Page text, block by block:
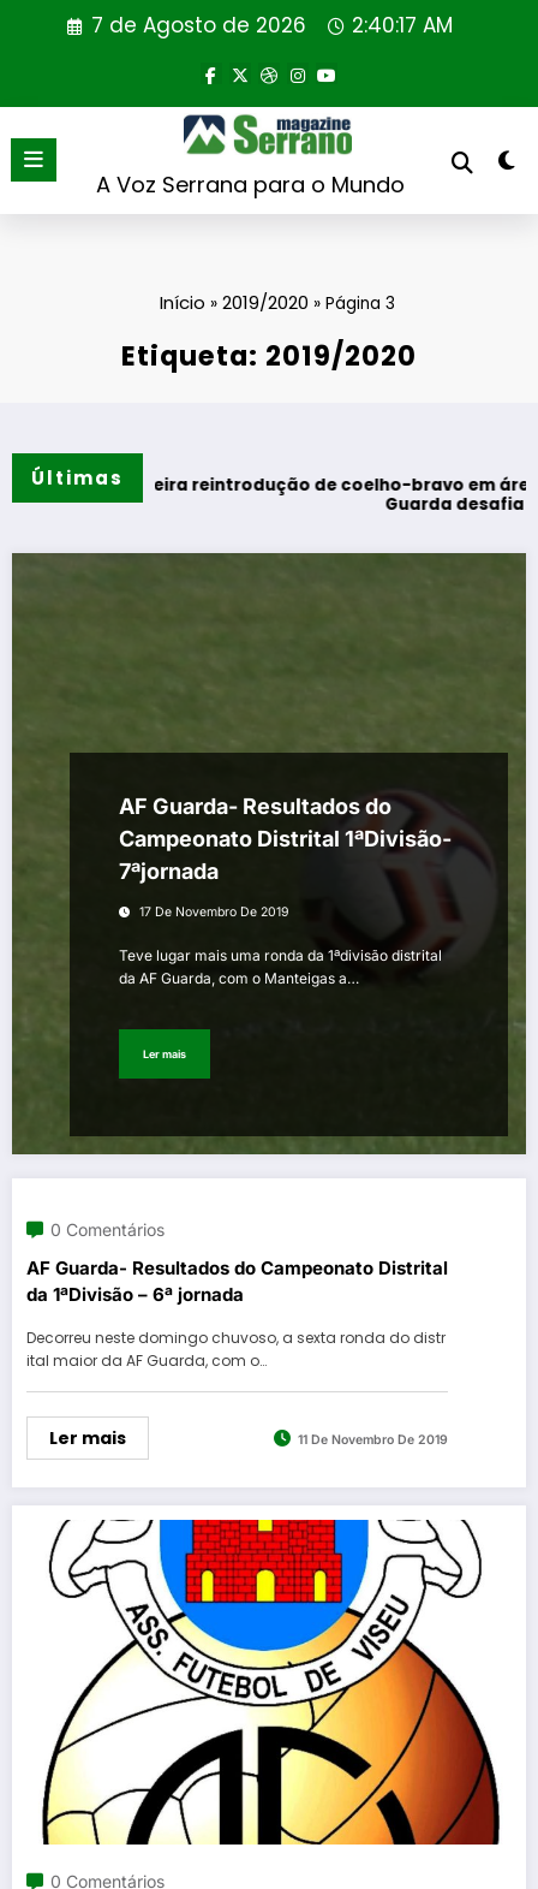
7 de Agosto de 2026 2:40:18 AM
A Voz Serrana para o Mundo
Início » 2019/2020 » Página 3
Etiqueta: 2019/2020
Últimas
reintrodução de coelho-bravo em área rewilding
Guarda desafia amantes do BTT
AF Guarda- Resultados do
Campeonato Distrital 1ªDivisão-
7ªjornada
17 De Novembro De 2019
Teve lugar mais uma ronda da 1ªdivisão distrital
da AF Guarda, com o Manteigas a…
Ler mais
0 Comentários
AF Guarda- Resultados do Campeonato Distrital
da 1ªDivisão – 6ª jornada
Decorreu neste domingo chuvoso, a sexta ronda do distr
ital maior da AF Guarda, com o…
Ler mais 11 De Novembro De 2019
0 Comentários